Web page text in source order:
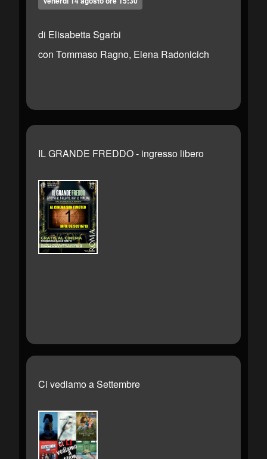
di Elisabetta Sgarbi
con Tommaso Ragno, Elena Radonicich
IL GRANDE FREDDO - ingresso libero
Ci vediamo a Settembre